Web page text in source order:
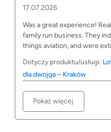
17.07.2026
Was a great experience!
family run business. They
things aviation, and were
Dotyczy produktu/usługi:
dla dwojga – Kraków
Pokaż więcej